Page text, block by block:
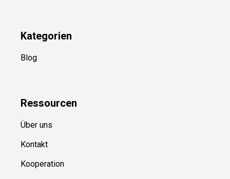
Kategorien
Blog
Ressourcen
Über uns
Kontakt
Kooperation